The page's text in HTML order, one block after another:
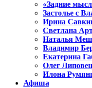
«Задние
Застолье с
Ирина
Светлана
Наталья
Владимир
Екатерина
Олег
Илона
Афиша